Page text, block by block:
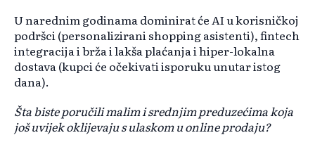
U narednim godinama dominirat će AI u korisničkoj
podršci (personalizirani shopping asistenti), fintech
integracija i brža i lakša plaćanja i hiper-lokalna
dostava (kupci će očekivati isporuku unutar istog
dana).
Šta biste poručili malim i srednjim preduzećima koja
još uvijek oklijevaju s ulaskom u online prodaju?